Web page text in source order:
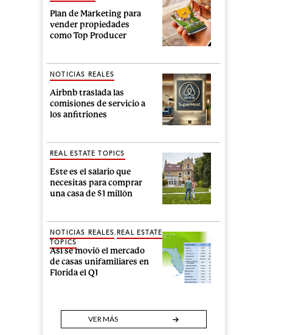
Plan de Marketing para
vender propiedades
como Top Producer
Airbnb traslada las
comisiones de servicio a
los anfitriones
NOTICIAS REALES
Este es el salario que
necesitas para comprar
una casa de $1 millón
REAL ESTATE TOPICS
Así se movió el mercado
de casas unifamiliares en
Florida el Q1
NOTICIAS REALES REAL ESTATE
TOPICS
VER MÁS